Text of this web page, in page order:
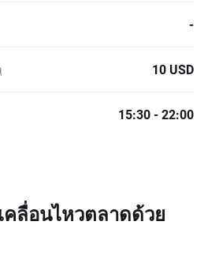
-
10 USD
15:30 - 22:00
ลื่อนไหวตลาดด้วย